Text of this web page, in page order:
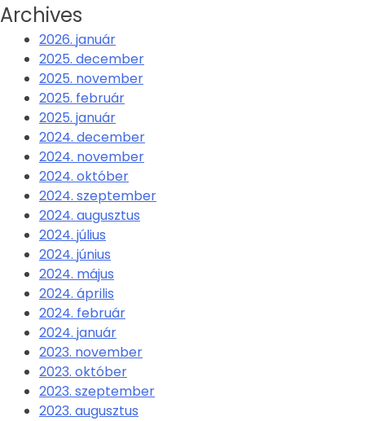
Archives
2026. január
2025. december
2025. november
2025. február
2025. január
2024. december
2024. november
2024. október
2024. szeptember
2024. augusztus
2024. július
2024. június
2024. május
2024. április
2024. február
2024. január
2023. november
2023. október
2023. szeptember
2023. augusztus